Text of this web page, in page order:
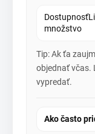
množstvo
Tip: Ak ťa
objednať včas.
vypredať.
Ako často